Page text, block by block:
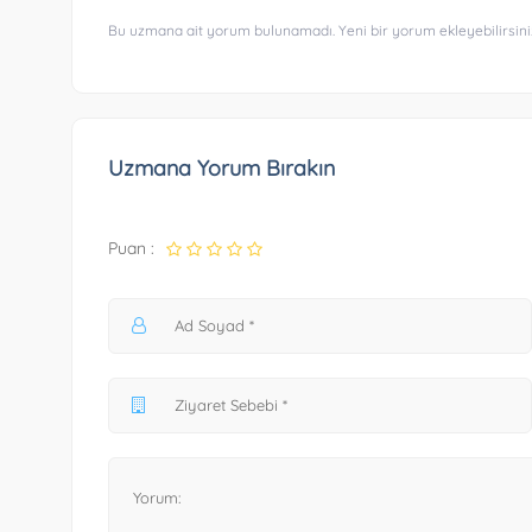
Bu uzmana ait yorum bulunamadı. Yeni bir yorum
Uzmana Yorum Bırakın
Puan :